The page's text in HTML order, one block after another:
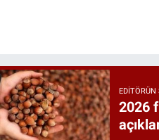
EDITÖRÜN
2026